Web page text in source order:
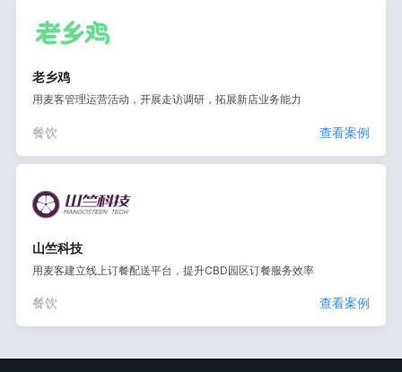
老乡鸡
用麦客管理运营活动，开展走访调研，拓展新店业务能力
餐饮 查看案例
山竺科技
用麦客建立线上订餐配送平台，提升CBD园区订餐服务效率
餐饮 查看案例